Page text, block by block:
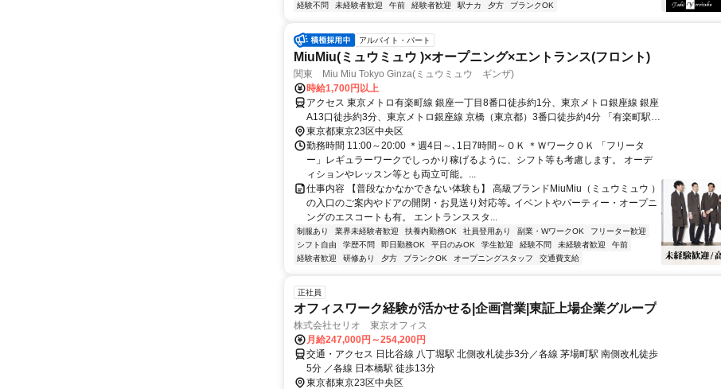
経験不問
未経験者歓迎 午前 経験者歓迎 駅ナカ 夕方 ブランクOK
アルバイト・パート
MiuMiu(ミュウミュウ )×オープニング×エントランス(フロント)
関東 Miu Miu Tokyo Ginza(ミュウミュウ ギンザ)
時給1,700円以上
アクセス 東京メトロ有楽町線 銀座一丁目8番口徒歩約1分、東京メトロ銀座線 銀座
A13口徒歩約3分、東京メトロ銀座線 京橋（東京都）3番口徒歩約4分 「有楽町駅」
徒歩5分/「東銀座駅」徒歩6分/「日比谷駅」徒歩7分/「東京駅」徒歩9分
東京都東京23区中央区
勤務時間 11:00～20:00 ＊週4日～､1日7時間～ＯＫ ＊ＷワークＯＫ 「フリータ
ー」レギュラーワークでしっかり稼げるように、シフト等も考慮します。 オーデ
ィションやレッスン等とも両立可能。...
仕事内容 【普段なかなかできない体験も】 高級ブランドMiuMiu（ミュウミュウ ）
の入口のご案内やドアの開閉・お見送り対応等｡ イベントやパーティー・オープニ
ングのエスコートも有。 エントランススタ...
制服あり 業界未経験者歓迎 扶養内勤務OK 社員登用あり 副業・WワークOK
フリーター歓迎
シフト自由
学歴不問 即日勤務OK 平日のみOK 学生歓迎 経験不問 未経験者歓迎
午前
経験者歓迎
研修あり 夕方 ブランクOK オープニングスタッフ 交通費支給
正社員
オフィスワーク経験が活かせる|企画営業|東証上場企業グループ
株式会社セリオ 東京オフィス
月給247,000円～254,200円
交通・アクセス 日比谷線 八丁堀駅 北側改札徒歩3分／各線 茅場町駅 南側改札徒歩
5分 ／各線 日本橋駅 徒歩13分
東京都東京23区中央区